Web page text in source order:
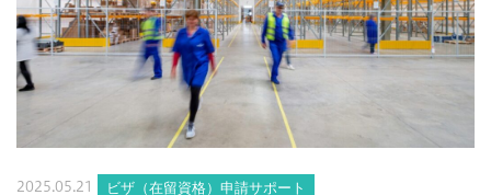
2025.05.21 ビザ（在留資格）申請サポート